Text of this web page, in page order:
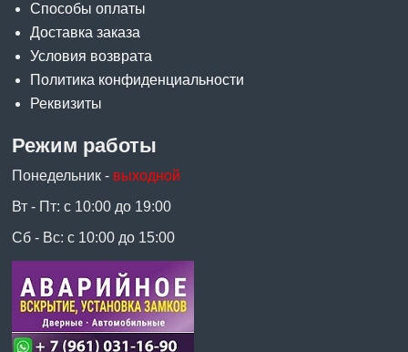
Способы оплаты
Доставка заказа
Условия возврата
Политика конфиденциальности
Реквизиты
Режим работы
Понедельник - выходной
Вт - Пт: с 10:00 до 19:00
Сб - Вс: с 10:00 до 15:00